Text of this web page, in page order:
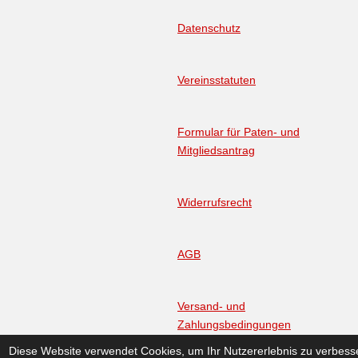
Diese Website verwendet Cookies, um Ihr Nutzererlebnis zu
e
o
k
Datenschutz
Vereinsstatuten
Formular für Paten- und
Mitgliedsantrag
Widerrufsrecht
AGB
Versand- und
Zahlungsbedingungen